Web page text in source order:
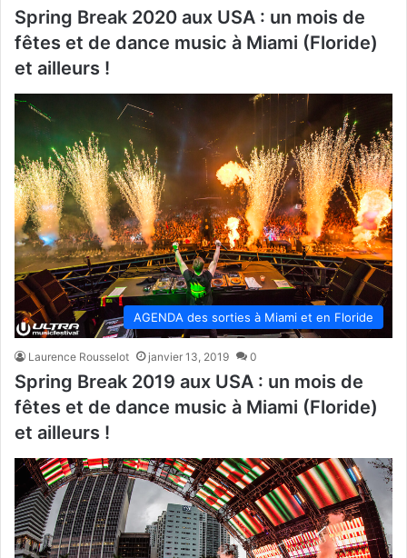
Spring Break 2020 aux USA : un mois de
fêtes et de dance music à Miami (Floride)
et ailleurs !
AGENDA des sorties à Miami et en Floride
Laurence Rousselot janvier 13, 2019 0
Spring Break 2019 aux USA : un mois de
fêtes et de dance music à Miami (Floride)
et ailleurs !